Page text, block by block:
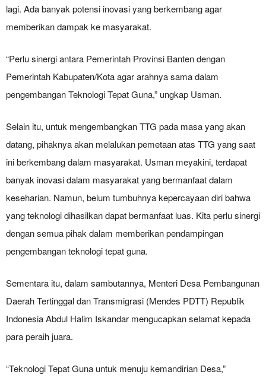
lagi. Ada banyak potensi inovasi yang berkembang agar
memberikan dampak ke masyarakat.
“Perlu sinergi antara Pemerintah Provinsi Banten dengan
Pemerintah Kabupaten/Kota agar arahnya sama dalam
pengembangan Teknologi Tepat Guna,” ungkap Usman.
Selain itu, untuk mengembangkan TTG pada masa yang akan
datang, pihaknya akan melalukan pemetaan atas TTG yang saat
ini berkembang dalam masyarakat. Usman meyakini, terdapat
banyak inovasi dalam masyarakat yang bermanfaat dalam
keseharian. Namun, belum tumbuhnya kepercayaan diri bahwa
yang teknologi dihasilkan dapat bermanfaat luas. Kita perlu sinergi
dengan semua pihak dalam memberikan pendampingan
pengembangan teknologi tepat guna.
Sementara itu, dalam sambutannya, Menteri Desa Pembangunan
Daerah Tertinggal dan Transmigrasi (Mendes PDTT) Republik
Indonesia Abdul Halim Iskandar mengucapkan selamat kepada
para peraih juara.
“Teknologi Tepat Guna untuk menuju kemandirian Desa,”